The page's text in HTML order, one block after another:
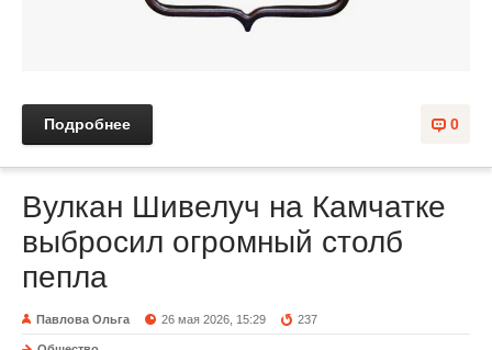
0
Подробнее
Вулкан Шивелуч на Камчатке
выбросил огромный столб
пепла
Павлова Ольга 26 мая 2026, 15:29 237